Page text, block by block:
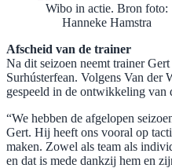
Wibo in actie. Bron foto:
Hanneke Hamstra
Afscheid van de trainer
Na dit seizoen neemt trainer
Surhústerfean. Volgens Van der
gespeeld in de ontwikkeling van
“We hebben de afgelopen
Gert. Hij heeft ons vooral op
maken. Zowel als team als
en dat is mede dankzij hem en